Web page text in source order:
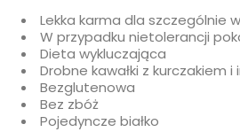
Lekka karma dla szczególnie
W przypadku nietolerancji
Dieta wykluczająca
Drobne kawałki z kurczakiem i
Bezglutenowa
Bez zbóż
Pojedyncze białko